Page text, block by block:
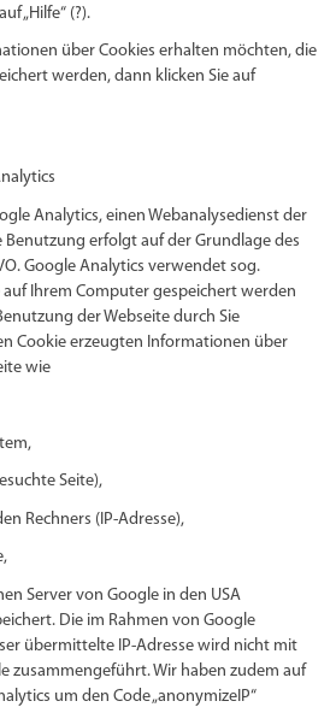
„Hilfe“ (?).
über Cookies erhalten möchten, die
werden, dann klicken Sie auf
Analytics, einen Webanalysedienst der
Benutzung erfolgt auf der Grundlage des
Google Analytics verwendet sog.
auf Ihrem Computer gespeichert werden
der Webseite durch Sie
Cookie erzeugten Informationen über
wie
Seite),
Rechners (IP-Adresse),
Server von Google in den USA
Die im Rahmen von Google
übermittelte IP-Adresse wird nicht mit
zusammengeführt. Wir haben zudem auf
um den Code „anonymizeIP“